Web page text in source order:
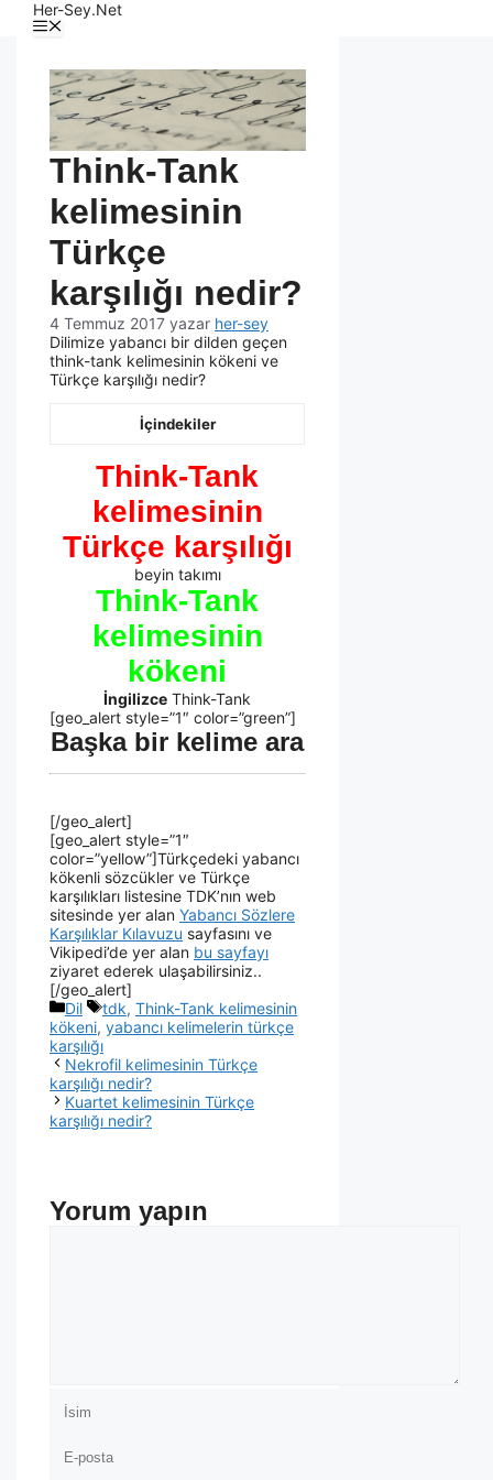
Her-Sey.Net
Think-Tank
kelimesinin
Türkçe
karşılığı nedir?
4 Temmuz 2017 yazar her-sey
Dilimize yabancı bir dilden geçen
think-tank kelimesinin kökeni ve
Türkçe karşılığı nedir?
İçindekiler
Think-Tank
kelimesinin
Türkçe karşılığı
beyin takımı
Think-Tank
kelimesinin
kökeni
İngilizce Think-Tank
[geo_alert style=”1″ color=”green”]
Başka bir kelime ara
[/geo_alert]
[geo_alert style=”1″
color=”yellow”]Türkçedeki yabancı
kökenli sözcükler ve Türkçe
karşılıkları listesine TDK’nın web
sitesinde yer alan Yabancı Sözlere
Karşılıklar Kılavuzu sayfasını ve
Vikipedi’de yer alan bu sayfayı
ziyaret ederek ulaşabilirsiniz..
[/geo_alert]
Dil
tdk, Think-Tank kelimesinin
kökeni, yabancı kelimelerin türkçe
karşılığı
Nekrofil kelimesinin Türkçe
karşılığı nedir?
Kuartet kelimesinin Türkçe
karşılığı nedir?
Yorum yapın